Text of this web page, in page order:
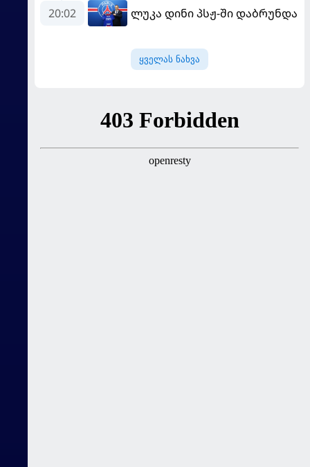
დაწინაურდა
20:02 ლუკა დინი პსჟ-ში დაბრუნდა
ყველას ნახვა